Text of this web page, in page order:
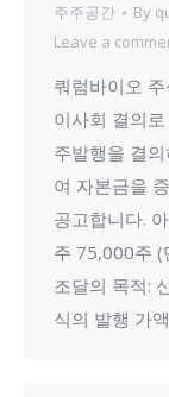
주주공간 By
Leave a
쿼럼바이오
이사회 결의
주발행을 결
여 자본금을
공고합니다.
주 75,000주 (
조달의 목적:
식의 발행 가